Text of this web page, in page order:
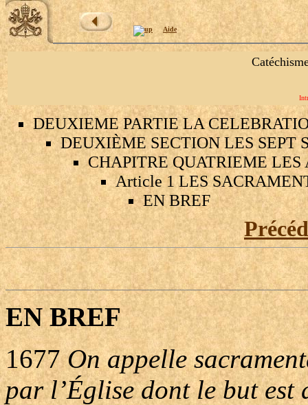
Aide
DEUXIEME PARTIE LA
DEUXIÈME SECTION LES SEPT
CHAPITRE QUATRIEME
Article 1 LES
EN BREF
EN BREF
1677On appelle
par l’Église dont le but est